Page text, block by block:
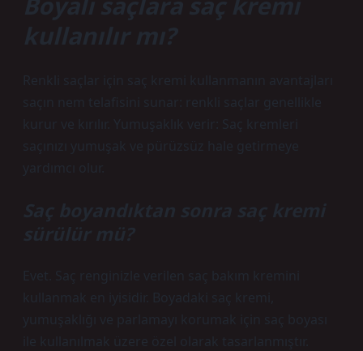
kullanılır mı?
Renkli saçlar için saç kremi kullanmanın avantajları
saçın nem telafisini sunar: renkli saçlar genellikle
kurur ve kırılır. Yumuşaklık verir: Saç kremleri
saçınızı yumuşak ve pürüzsüz hale getirmeye
yardımcı olur.
Saç boyandıktan sonra saç kremi
sürülür mü?
Evet. Saç renginizle verilen saç bakım kremini
kullanmak en iyisidir. Boyadaki saç kremi,
yumuşaklığı ve parlamayı korumak için saç boyası
ile kullanılmak üzere özel olarak tasarlanmıştır.